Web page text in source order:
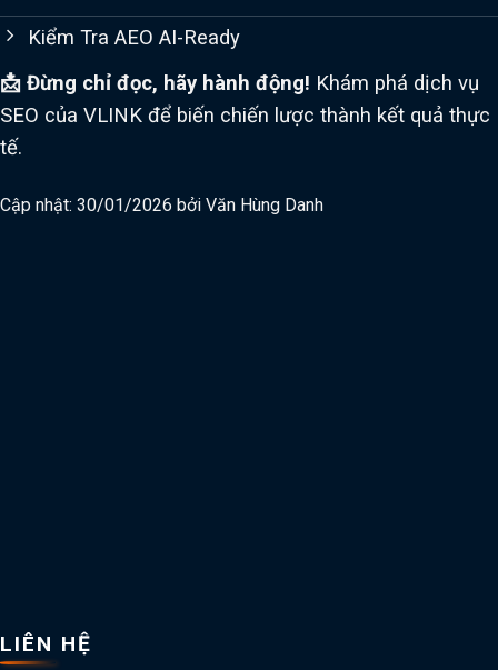
Kiểm Tra AEO AI-Ready
📩 Đừng chỉ đọc, hãy hành động! Khám phá dịch vụ
SEO của VLINK để biến chiến lược thành kết quả thực
tế.
Cập nhật: 30/01/2026 bởi Văn Hùng Danh
LIÊN HỆ